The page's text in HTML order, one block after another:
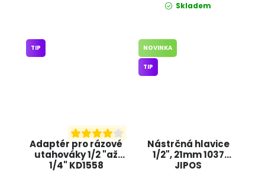
Skladem
Adaptér pro rázové
utahováky 1/2 "až
1/4" KD1558
TIP
Nástrčná hlavice
1/2", 21mm 1037
JIPOS
NOVINKA
TIP